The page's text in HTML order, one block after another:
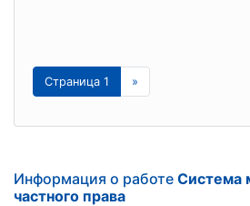
Страница 1 »
Информация о работе Система
частного права